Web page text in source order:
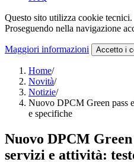
Questo sito utilizza cookie tecnici.
Proseguendo nella navigazione
Maggiori informazioni Accetto i
Home/
Novità/
Notizie/
Nuovo DPCM Green pass
e specifiche
Nuovo DPCM Green
servizi e attività: